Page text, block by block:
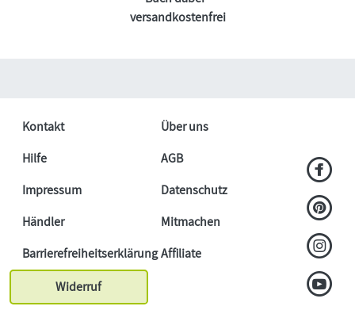
versandkostenfrei
Kontakt
Über uns
Hilfe
AGB
Impressum
Datenschutz
Händler
Mitmachen
BarrierefreiheitserklärungAffiliate
Widerruf